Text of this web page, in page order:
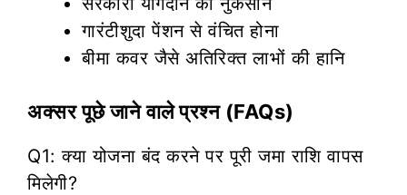
गारंटीशुदा पेंशन से वंचित होना
बीमा कवर जैसे अतिरिक्त लाभों की हानि
अक्सर पूछे जाने वाले प्रश्न (FAQs)
Q1: क्या योजना बंद करने पर पूरी जमा राशि वापस
मिलेगी?